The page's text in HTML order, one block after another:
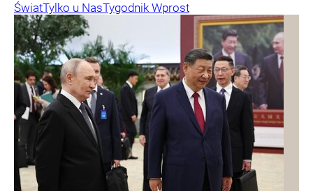
ŚwiatTylko u NasTygodnik Wprost